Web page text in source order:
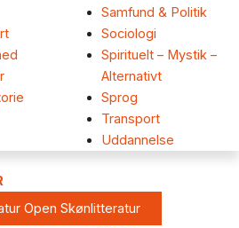
Samfund & Politik
Sociologi
Spirituelt – Mystik –
Alternativt
Sprog
Transport
Uddannelse
Open Skønlitteratur